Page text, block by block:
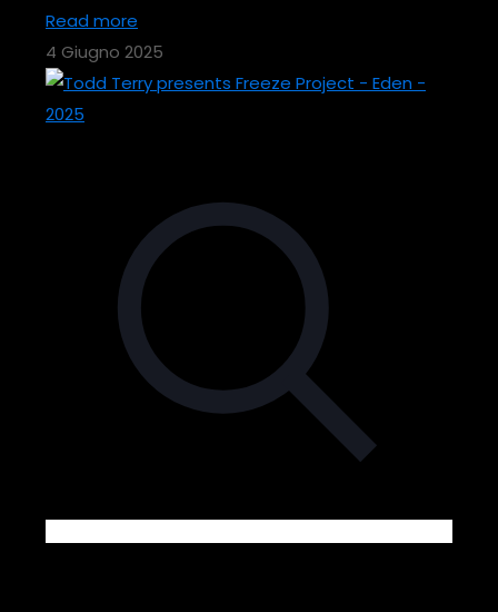
Read more
4 Giugno 2025